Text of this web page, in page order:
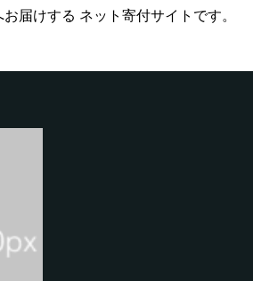
届けする ネット寄付サイトです。